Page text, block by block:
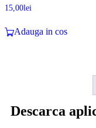
15,00lei
Adauga in cos
Descarca